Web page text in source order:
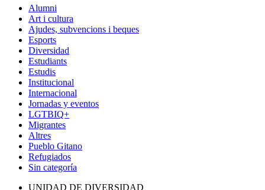
Alumni
Art i cultura
Ajudes, subvencions i beques
Esports
Diversidad
Estudiants
Estudis
Institucional
Internacional
Jornadas y eventos
LGTBIQ+
Migrantes
Altres
Pueblo Gitano
Refugiados
Sin categoría
UNIDAD DE DIVERSIDAD